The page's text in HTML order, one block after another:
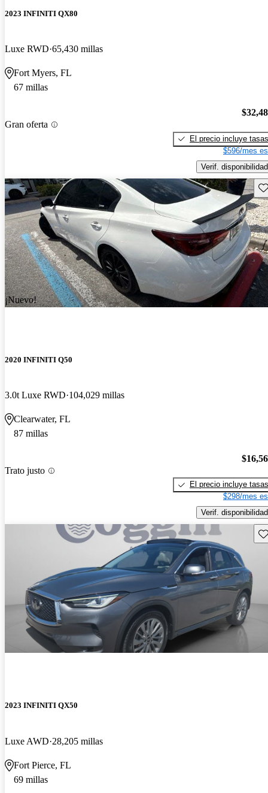
2023 INFINITI QX80
Luxe RWD 65,430 millas
Fort Myers, FL
67 millas
Gran oferta
El precio incluye tasas
$596/mes
Verif. disponibilidad
¡Nuevo!
2020 INFINITI Q50
3.0t Luxe RWD 104,029 millas
Clearwater, FL
87 millas
Trato justo
El precio incluye tasas
$298/mes
Verif. disponibilidad
2023 INFINITI QX50
Luxe AWD 28,205 millas
Fort Pierce, FL
69 millas